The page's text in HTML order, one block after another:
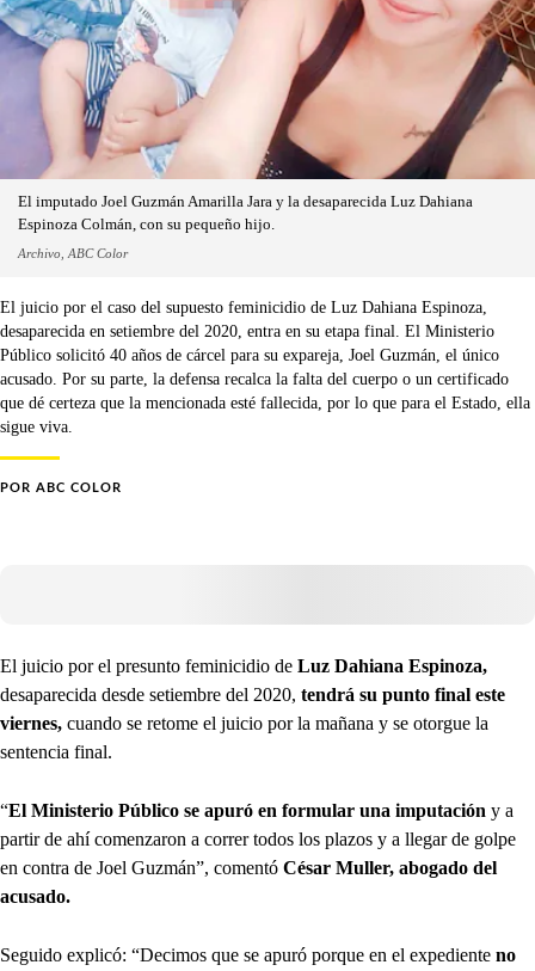
El imputado Joel Guzmán Amarilla Jara y la desaparecida Luz Dahiana
Espinoza Colmán, con su pequeño hijo.
Archivo, ABC Color
El juicio por el caso del supuesto feminicidio de Luz Dahiana Espinoza,
desaparecida en setiembre del 2020, entra en su etapa final. El Ministerio
Público solicitó 40 años de cárcel para su expareja, Joel Guzmán, el único
acusado. Por su parte, la defensa recalca la falta del cuerpo o un certificado
que dé certeza que la mencionada esté fallecida, por lo que para el Estado, ella
sigue viva.
POR ABC COLOR
El juicio por el presunto feminicidio de Luz Dahiana Espinoza,
desaparecida desde setiembre del 2020, tendrá su punto final este
viernes, cuando se retome el juicio por la mañana y se otorgue la
sentencia final.
“El Ministerio Público se apuró en formular una imputación y a
partir de ahí comenzaron a correr todos los plazos y a llegar de golpe
en contra de Joel Guzmán”, comentó César Muller, abogado del
acusado.
Seguido explicó: “Decimos que se apuró porque en el expediente no